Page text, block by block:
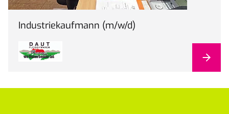
Industriekaufmann (m/w/d)